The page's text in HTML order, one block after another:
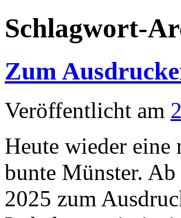
Schlagwort-
Zum
Veröffentlicht am
Heute wieder
bunte Münster.
2025 zum